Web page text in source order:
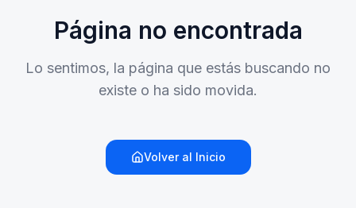
Página no encontrada
Lo sentimos, la página que estás buscando no
existe o ha sido movida.
Volver al Inicio